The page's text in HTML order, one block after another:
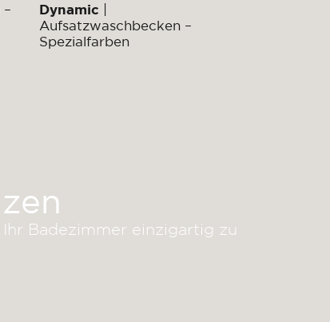
Dynamic
Aufsatzwaschbecken –
Spezialfarben
Badezimmer einzigartig zu